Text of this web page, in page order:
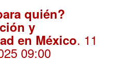
quién?
y
en México. 11
09:00